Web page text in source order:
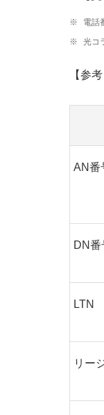
※
電話
※
光コ
【参
AN番
DN番
LTN
リー